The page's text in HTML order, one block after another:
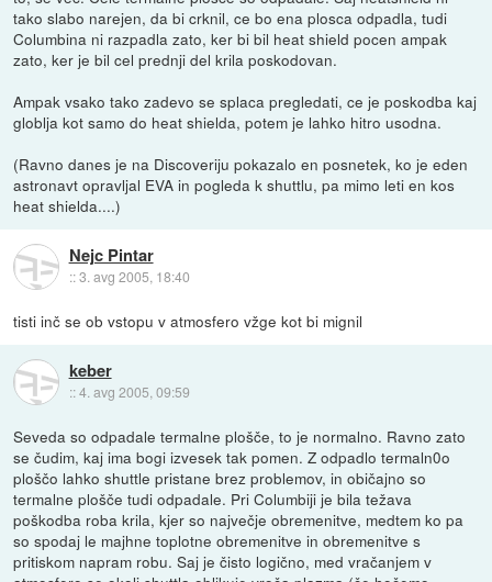
tako slabo narejen, da bi crknil, ce bo ena plosca odpadla, tudi
Columbina ni razpadla zato, ker bi bil heat shield pocen ampak
zato, ker je bil cel prednji del krila poskodovan.
Ampak vsako tako zadevo se splaca pregledati, ce je poskodba kaj
globlja kot samo do heat shielda, potem je lahko hitro usodna.
(Ravno danes je na Discoveriju pokazalo en posnetek, ko je eden
astronavt opravljal EVA in pogleda k shuttlu, pa mimo leti en kos
heat shielda....)
Nejc Pintar
::3. avg 2005, 18:40
tisti inč se ob vstopu v atmosfero vžge kot bi mignil
keber
::4. avg 2005, 09:59
Seveda so odpadale termalne plošče, to je normalno. Ravno zato
se čudim, kaj ima bogi izvesek tak pomen. Z odpadlo termaln0o
ploščo lahko shuttle pristane brez problemov, in običajno so
termalne plošče tudi odpadale. Pri Columbiji je bila težava
poškodba roba krila, kjer so največje obremenitve, medtem ko pa
so spodaj le majhne toplotne obremenitve in obremenitve s
pritiskom napram robu. Saj je čisto logično, med vračanjem v